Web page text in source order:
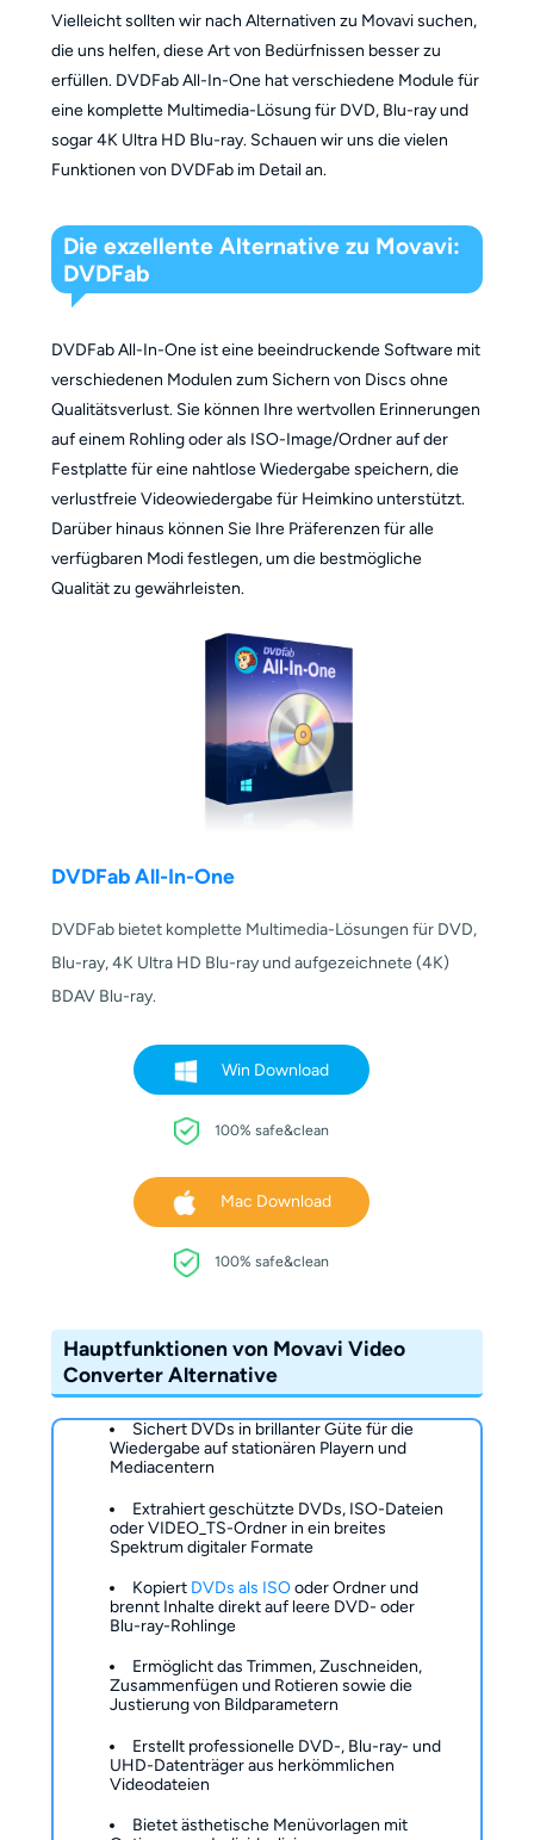
Vielleicht sollten wir nach Alternativen zu Movavi suchen,
die uns helfen, diese Art von Bedürfnissen besser zu
erfüllen. DVDFab All-In-One hat verschiedene Module für
eine komplette Multimedia-Lösung für DVD, Blu-ray und
sogar 4K Ultra HD Blu-ray. Schauen wir uns die vielen
Funktionen von DVDFab im Detail an.
Die exzellente Alternative zu Movavi:
DVDFab
DVDFab All-In-One ist eine beeindruckende Software mit
verschiedenen Modulen zum Sichern von Discs ohne
Qualitätsverlust. Sie können Ihre wertvollen Erinnerungen
auf einem Rohling oder als ISO-Image/Ordner auf der
Festplatte für eine nahtlose Wiedergabe speichern, die
verlustfreie Videowiedergabe für Heimkino unterstützt.
Darüber hinaus können Sie Ihre Präferenzen für alle
verfügbaren Modi festlegen, um die bestmögliche
Qualität zu gewährleisten.
DVDFab All-In-One
DVDFab bietet komplette Multimedia-Lösungen für DVD,
Blu-ray, 4K Ultra HD Blu-ray und aufgezeichnete (4K)
BDAV Blu-ray.
Win Download
100% safe&clean
Mac Download
100% safe&clean
Hauptfunktionen von Movavi Video
Converter Alternative
Sichert DVDs in brillanter Güte für die
Wiedergabe auf stationären Playern und
Mediacentern
Extrahiert geschützte DVDs, ISO-Dateien
oder VIDEO_TS-Ordner in ein breites
Spektrum digitaler Formate
Kopiert DVDs als ISOoder Ordner und
brennt Inhalte direkt auf leere DVD- oder
Blu-ray-Rohlinge
Ermöglicht das Trimmen, Zuschneiden,
Zusammenfügen und Rotieren sowie die
Justierung von Bildparametern
Erstellt professionelle DVD-, Blu-ray- und
UHD-Datenträger aus herkömmlichen
Videodateien
Bietet ästhetische Menüvorlagen mit